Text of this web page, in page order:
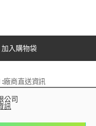
加入購物袋
:廠商直送資訊
公司
訊